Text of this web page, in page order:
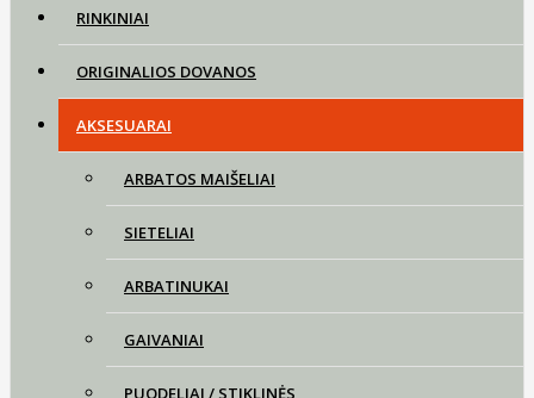
RINKINIAI
ORIGINALIOS DOVANOS
AKSESUARAI
ARBATOS MAIŠELIAI
SIETELIAI
ARBATINUKAI
GAIVANIAI
PUODELIAI / STIKLINĖS